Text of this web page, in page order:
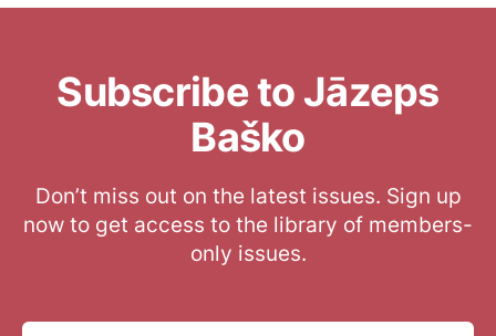
Subscribe to Jāzeps
Baško
Don’t miss out on the latest issues. Sign up
now to get access to the library of members-
only issues.